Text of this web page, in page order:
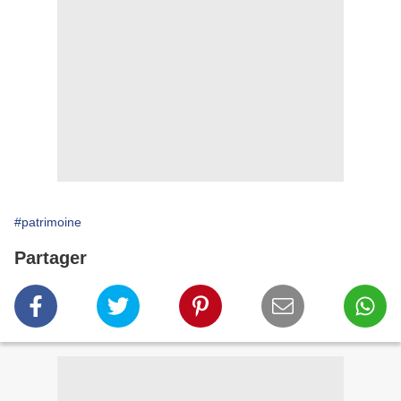
#patrimoine
Partager